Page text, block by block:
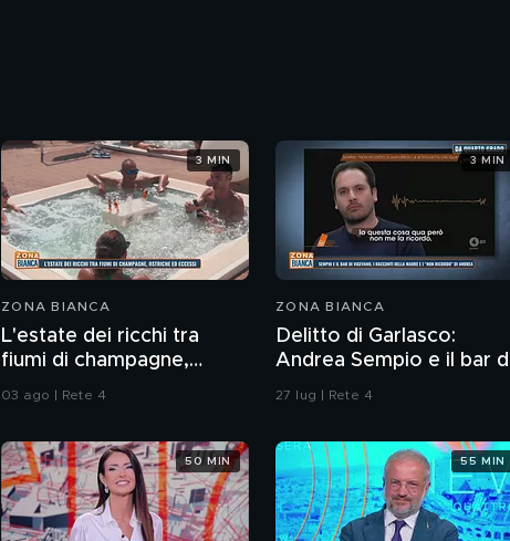
ZONA BIANCA
L'estate dei ricchi tra
fiumi di champagne,
ostriche ed eccessi
03 ago | Rete 4
3 MIN
ZONA BIANCA
Delitto di Garlasco:
Andrea Sempio e il bar
Vigevano e i racconti
27 lug | Rete 4
3 MIN
50 MIN 55 MIN